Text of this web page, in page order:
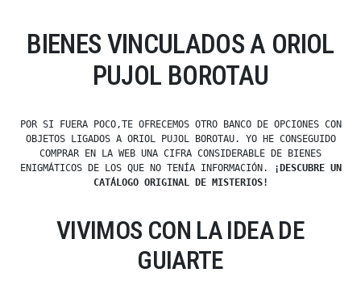
BIENES VINCULADOS A ORIOL
PUJOL BOROTAU
POR SI FUERA POCO,TE OFRECEMOS OTRO BANCO DE OPCIONES CON
OBJETOS LIGADOS A ORIOL PUJOL BOROTAU. YO HE CONSEGUIDO
COMPRAR EN LA WEB UNA CIFRA CONSIDERABLE DE BIENES
ENIGMÁTICOS DE LOS QUE NO TENÍA INFORMACIÓN.
¡DESCUBRE UN
CATÁLOGO ORIGINAL DE MISTERIOS!
VIVIMOS CON LA IDEA DE
GUIARTE